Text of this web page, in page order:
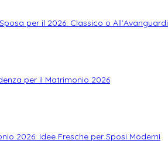
per il 2026: Classico o
per il Matrimonio 2026
2026: Idee Fresche per Sposi Moderni